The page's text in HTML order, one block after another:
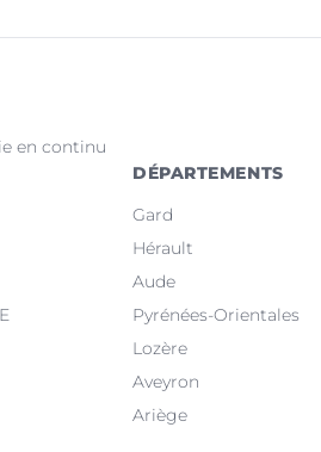
en continu
DÉPARTEMENTS
Gard
Hérault
Aude
Pyrénées-Orientales
Lozère
Aveyron
Ariège